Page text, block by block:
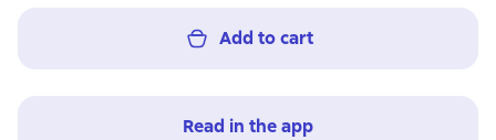
Add to cart
Read in the app